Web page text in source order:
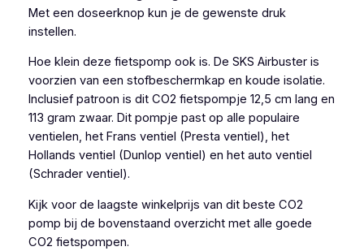
Met een doseerknop kun je de gewenste druk
instellen.
Hoe klein deze fietspomp ook is. De SKS Airbuster is
voorzien van een stofbeschermkap en koude isolatie.
Inclusief patroon is dit CO2 fietspompje 12,5 cm lang en
113 gram zwaar. Dit pompje past op alle populaire
ventielen, het Frans ventiel (Presta ventiel), het
Hollands ventiel (Dunlop ventiel) en het auto ventiel
(Schrader ventiel).
Kijk voor de laagste winkelprijs van dit beste CO2
pomp bij de bovenstaand overzicht met alle goede
CO2 fietspompen.